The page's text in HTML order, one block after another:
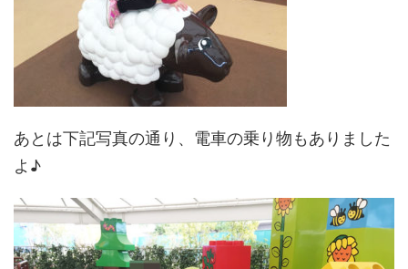
あとは下記写真の通り、電車の乗り物もありました
よ♪